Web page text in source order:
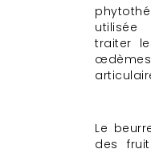
traiter
Le
des